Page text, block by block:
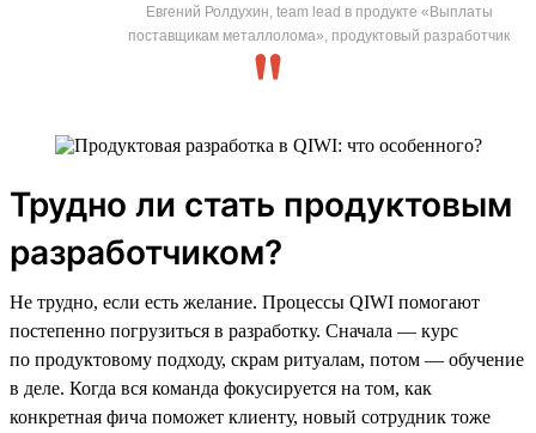
Евгений Ролдухин, team lead в продукте «Выплаты
поставщикам металлолома», продуктовый разработчик
Трудно ли стать продуктовым
разработчиком?
Не трудно, если есть желание. Процессы QIWI помогают
постепенно погрузиться в разработку. Сначала — курс
по продуктовому подходу, скрам ритуалам, потом — обучение
в деле. Когда вся команда фокусируется на том, как
конкретная фича поможет клиенту, новый сотрудник тоже